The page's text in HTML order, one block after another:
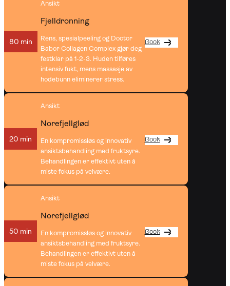
80 min
Ansikt
Fjelldronning
Rens, spesialpeeling og Doctor
Babor Collagen Complex gjør deg
festklar på 1-2-3. Huden tilføres
intensiv fukt, mens massasje av
hodebunn eliminerer stress.
Book
20 min
Ansikt
Norefjellglød
En kompromissløs og innovativ
ansiktsbehandling med fruktsyre.
Behandlingen er effektivt uten å
miste fokus på velvære.
Book
50 min
Ansikt
Norefjellglød
En kompromissløs og innovativ
ansiktsbehandling med fruktsyre.
Behandlingen er effektivt uten å
miste fokus på velvære.
Book